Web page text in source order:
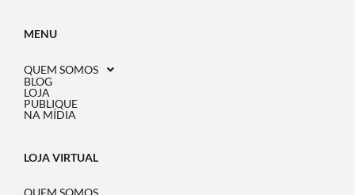
MENU
QUEM SOMOS
BLOG
LOJA
PUBLIQUE
NA MÍDIA
LOJA VIRTUAL
QUEM SOMOS